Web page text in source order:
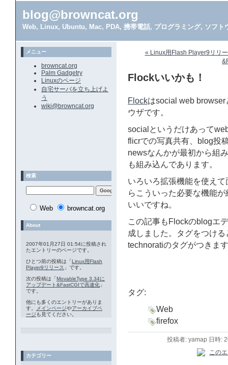
blog@browncat.org
Web, Linux, Ubuntu, Mac, PDA, 携帯電話, プログラミング, ソフト
« Linux用Flash Player9リリ
Flockいいかも！
Flockはsocial web
ウザです。
socialというだけあって
flicrでの写真共有、blog投
newsなんかが最初から組
も組み込んであります。
いろいろ拡張機能を使え
らこういった必要な機能
いいですね。
この記事もFlockのblogエ
成しました。タグをつけ
technoratiのタグがつきま
タグ:
Web
firefox
投稿者: yamap 日時:
メニュー
browncat.org
Palm Gadgetry
Linuxのページ
自宅サーバを立ち上げよ
う
wiki@browncat.org
検索
Web browncat.org
About
2007年01月27日 01:54に投稿され
たエントリーのページです。
ひとつ前の投稿は「Linux用Flash
Player9リリース 」です。
次の投稿は「MovableType 3.34に
アップデート&FastCGIで高速化 」
です。
他にも多くのエントリーがありま
す。
メインページやアーカイブペ
ージ も見てください。
カテゴリー